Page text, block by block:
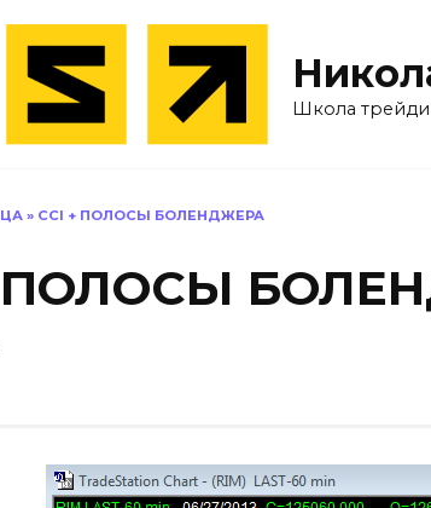
Школа
» CCI + ПОЛОСЫ БОЛЕНДЖЕРА
ПОЛОСЫ